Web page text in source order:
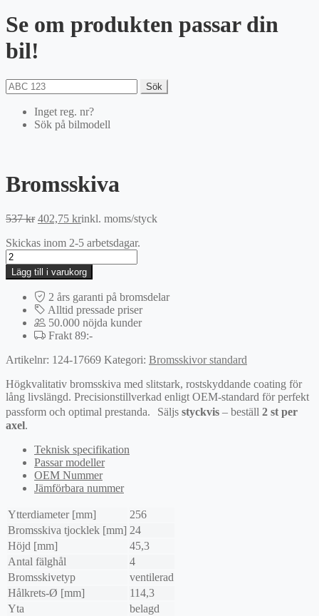
Se om produkten passar din
bil!
Sök
Inget reg. nr?
Sök på bilmodell
Bromsskiva
537kr Det
priset
537 kr.
402,75 krDet
priset
402,75 kr.
inkl. moms/styck
Skickas inom 2-5 arbetsdagar.
Bromsskiva
mängd
Lägg till i varukorg
2 års garanti på bromsdelar
Alltid pressade priser
50.000 nöjda kunder
Frakt 89:-
Artikelnr: 124-17669 Kategori: Bromsskivor standard
Högkvalitativ bromsskiva med slitstark, rostskyddande coating för
lång livslängd. Precisionstillverkad enligt OEM-standard för perfekt
passform och optimal prestanda. Säljs styckvis – beställ 2 st per
axel.
Teknisk specifikation
Passar modeller
OEM Nummer
Jämförbara nummer
Ytterdiameter [mm]
256
Bromsskiva tjocklek [mm] 24
Höjd [mm]
45,3
Antal fälghål
4
Bromsskivetyp
ventilerad
Hålkrets-Ø [mm]
114,3
Yta
belagd